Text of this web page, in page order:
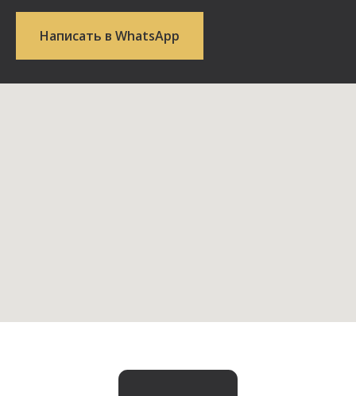
Написать в WhatsApp